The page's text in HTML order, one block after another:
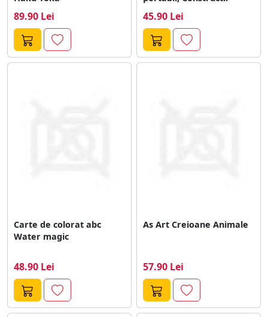
89.90 Lei 45.90 Lei
Carte de colorat abc
Water magic
48.90 Lei
As Art Creioane Animale
57.90 Lei